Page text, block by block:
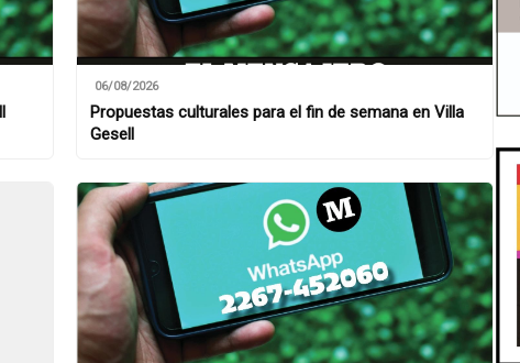
06/08/2026
Propuestas culturales para el fin de semana en Villa
Gesell